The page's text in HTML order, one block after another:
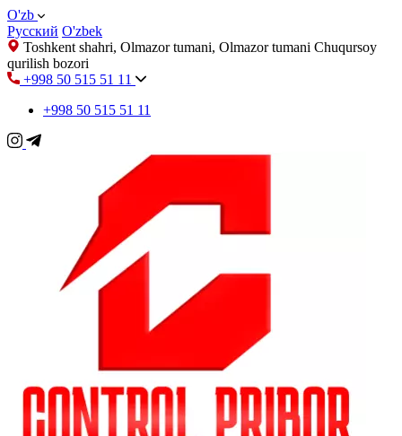
O'zb
Русский O'zbek
Toshkent shahri, Olmazor tumani, Olmazor tumani Chuqursoy
qurilish bozori
+998 50 515 51 11
+998 50 515 51 11